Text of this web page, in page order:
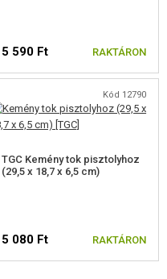
5 590 Ft RAKTÁRON
Kód 12790
TGC Kemény tok pisztolyhoz
(29,5 x 18,7 x 6,5 cm)
5 080 Ft RAKTÁRON